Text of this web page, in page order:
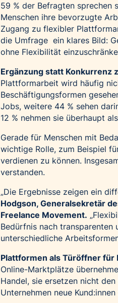
59 % der Befragten sprechen
Menschen ihre bevorzugte
Zugang zu flexibler
die Umfrage ein klares Bild:
ohne Flexibilität
Ergänzung statt Konkurrenz
Plattformarbeit wird häufig
Beschäftigungsformen
Jobs, weitere 44 % sehen
12 % nehmen sie überhaupt
Gerade für Menschen mit
wichtige Rolle, zum Beispiel
verdienen zu können.
verstanden.
„Die Ergebnisse zeigen ein
Hodgson, Generalsekretär
Freelance Movement.
Bedürfnis nach transparenten
unterschiedliche
Plattformen als Türöffner für
Online-Marktplätze
Handel, sie ersetzen nicht
Unternehmen neue